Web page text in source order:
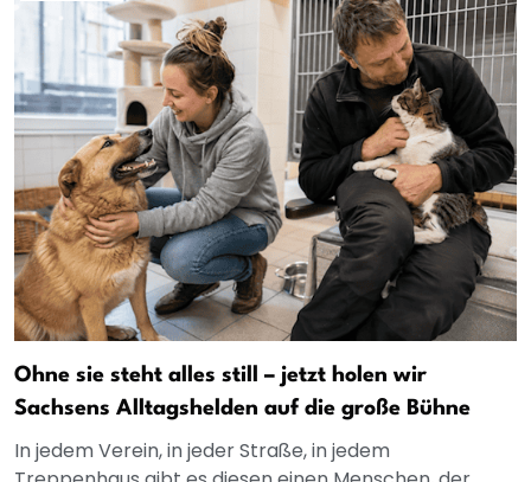
Ohne sie steht alles still – jetzt holen wir
Sachsens Alltagshelden auf die große Bühne
In jedem Verein, in jeder Straße, in jedem